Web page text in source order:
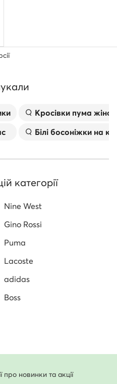
Kросівки пума
Білі босоніжки на
категорії
Nine West
Gino Rossi
Puma
Lacoste
adidas
Boss
про новинки та акції